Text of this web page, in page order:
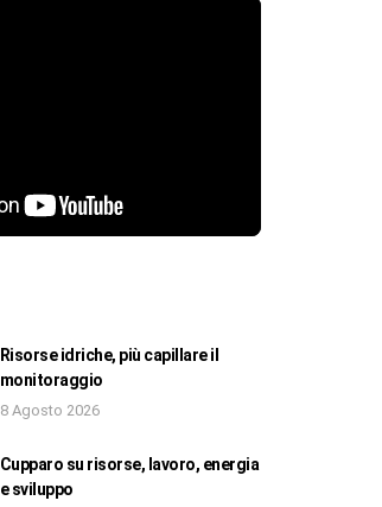
Risorse idriche, più capillare il
monitoraggio
8 Agosto 2026
Cupparo su risorse, lavoro, energia
e sviluppo